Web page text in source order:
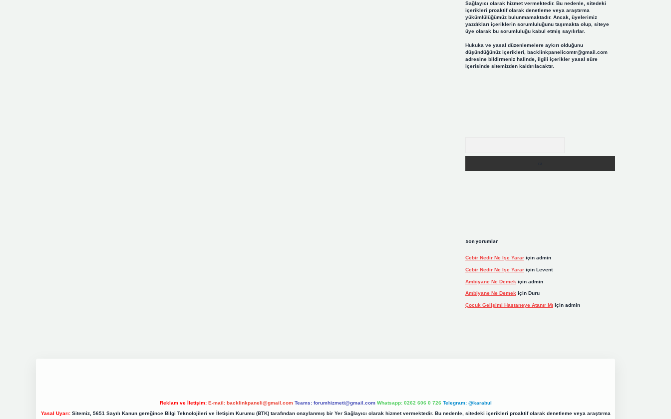
Sağlayıcı olarak hizmet vermektedir. Bu nedenle, sitedeki
içerikleri proaktif olarak denetleme veya araştırma
yükümlülüğümüz bulunmamaktadır. Ancak, üyelerimiz
yazdıkları içeriklerin sorumluluğunu taşımakta olup, siteye
üye olarak bu sorumluluğu kabul etmiş sayılırlar.
Hukuka ve yasal düzenlemelere aykırı olduğunu
düşündüğünüz içerikleri, backlinkpanelicomtr@gmail.com
adresine bildirmeniz halinde, ilgili içerikler yasal süre
içerisinde sitemizden kaldırılacaktır.
Son yorumlar
Cebir Nedir Ne Işe Yarariçin admin
Cebir Nedir Ne Işe Yarariçin Levent
Ambiyane Ne Demek için admin
Ambiyane Ne Demek için Duru
Çocuk Gelişimi Hastaneye Atanır Mı için admin
Reklam ve İletişim: E-mail: backlinkpaneli@gmail.com Teams: forumhizmeti@gmail.com Whatsapp: 0262 606 0 726 Telegram: @karabul
Yasal Uyarı:Sitemiz, 5651 Sayılı Kanun gereğince Bilgi Teknolojileri ve İletişim Kurumu (BTK) tarafından onaylanmış bir Yer Sağlayıcı olarak hizmet vermektedir. Bu nedenle, sitedeki içerikleri proaktif olarak denetleme veya araştırma